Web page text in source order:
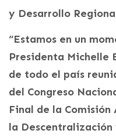
y Desarrollo
“Estamos en un
Presidenta Michelle
de todo el país
del Congreso
Final de la Comisión
la Descentralización